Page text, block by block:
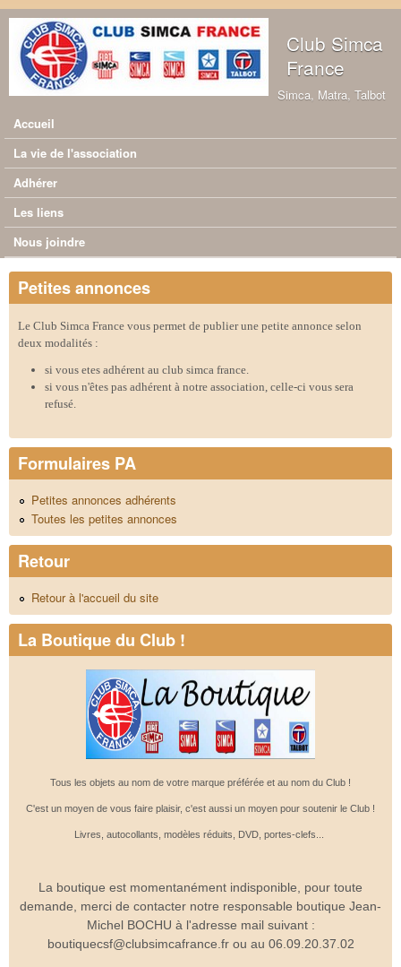
Aller au contenu principal
Club Simca
France
Simca, Matra, Talbot
Menu principal
Accueil
La vie de l'association
Adhérer
Les liens
Nous joindre
Petites annonces
Le Club Simca France vous permet de publier une petite annonce selon
deux modalités :
si vous etes adhérent au club simca france.
si vous n'êtes pas adhérent à notre association, celle-ci vous sera
refusé.
Formulaires PA
Petites annonces adhérents
Toutes les petites annonces
Retour
Retour à l'accueil du site
La Boutique du Club !
Tous les objets au nom de votre marque préférée et au nom du Club !
C'est un moyen de vous faire plaisir, c'est aussi un moyen pour soutenir le Club !
Livres, autocollants, modèles réduits, DVD, portes-clefs...
La boutique est momentanément indisponible, pour toute
demande, merci de contacter notre responsable boutique Jean-
Michel BOCHU à l'adresse mail suivant :
boutiquecsf@clubsimcafrance.fr ou au 06.09.20.37.02